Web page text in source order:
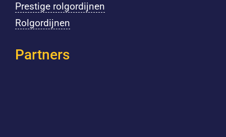
Prestige rolgordijnen
Rolgordijnen
Partners